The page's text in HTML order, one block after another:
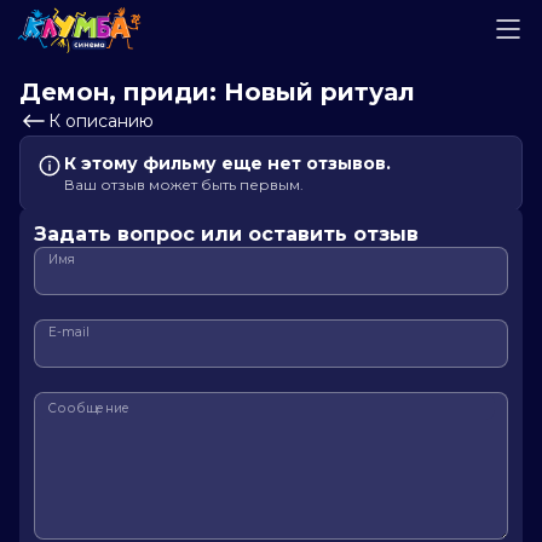
Демон, приди: Новый ритуал
К описанию
К этому фильму еще нет отзывов.
Ваш отзыв может быть первым.
Задать вопрос или оставить отзыв
Имя
E-mail
Сообщение